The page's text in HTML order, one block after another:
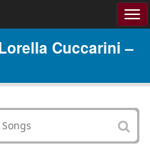
Cuccarini –